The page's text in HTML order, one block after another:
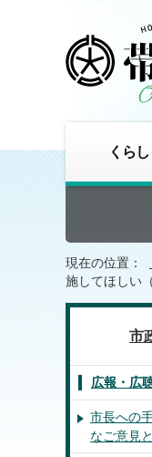
くら
現在の位置：
施してほしい
市
広報・広
市長への
なご意見